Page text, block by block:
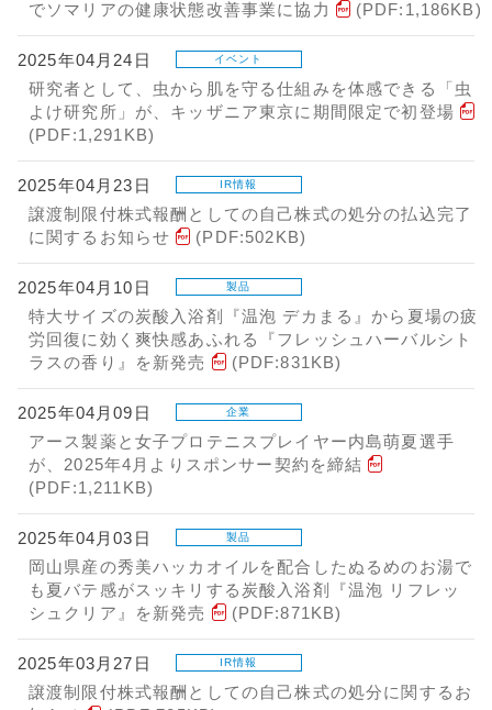
でソマリアの健康状態改善事業に協力
(PDF:1,186KB)
2025年04月24日 イベント
研究者として、虫から肌を守る仕組みを体感できる「虫
よけ研究所」が、キッザニア東京に期間限定で初登場
(PDF:1,291KB)
2025年04月23日 IR情報
譲渡制限付株式報酬としての自己株式の処分の払込完了
に関するお知らせ
(PDF:502KB)
2025年04月10日 製品
特大サイズの炭酸入浴剤『温泡 デカまる』から夏場の疲
労回復に効く爽快感あふれる『フレッシュハーバルシト
ラスの香り』を新発売
(PDF:831KB)
2025年04月09日 企業
アース製薬と女子プロテニスプレイヤー内島萌夏選手
が、2025年4月よりスポンサー契約を締結
(PDF:1,211KB)
2025年04月03日 製品
岡山県産の秀美ハッカオイルを配合したぬるめのお湯で
も夏バテ感がスッキリする炭酸入浴剤『温泡 リフレッ
シュクリア』を新発売
(PDF:871KB)
2025年03月27日 IR情報
譲渡制限付株式報酬としての自己株式の処分に関するお